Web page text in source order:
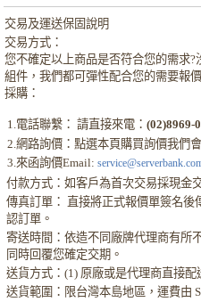
交易及運送保固說明
交易方式：
您不確定以上商品是否符合您的需求
組件，我們都可彈性配合您的需要報
採購：
1.電話聯繫： 請直接來電：(02)8969-
2.網路詢價：點選本頁購買詢價我們
3.來函詢價Email:
付款方式：如客戶為首次交易採現金
傳真訂單： 直接將正式報價單簽名後
認訂單。
寄送時間：依造不同廠牌代理商有所
同時回覆您確定交期。
送貨方式：(1) 原廠或是代理商直接
送貨範圍：限台灣本島地區，運費由